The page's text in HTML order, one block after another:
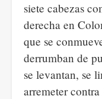
siete cabezas
derecha en
que se
derrumban de
se levantan, se
arremeter